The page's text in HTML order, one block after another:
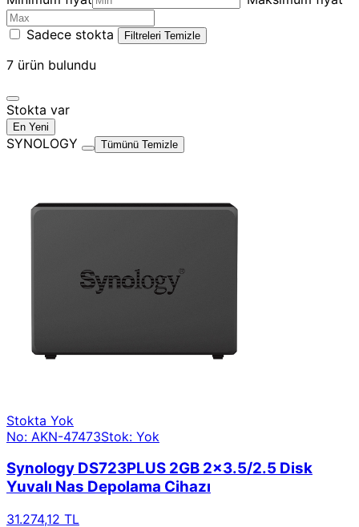
Sadece stokta Filtreleri Temizle
7 ürün bulundu
Stokta var
En Yeni
SYNOLOGY Tümünü Temizle
Stokta Yok
No: AKN-47473Stok: Yok
Synology DS723PLUS 2GB 2x3.5/2.5 Disk
Yuvalı Nas Depolama Cihazı
31.274,12 TL